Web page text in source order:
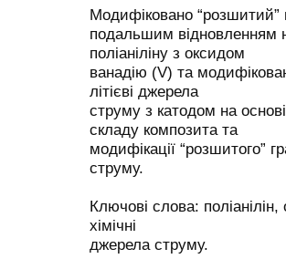
Модифіковано “розшитий”
подальшим відновленням
поліаніліну з оксидом
ванадію (V) та
літієві джерела
струму з катодом на
складу композита та
модифікації “розшитого”
струму.
Ключові слова:
хімічні
джерела струму.